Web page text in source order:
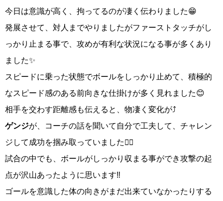
今日は意識が高く、拘ってるのが凄く伝わりました😁
発展させて、対人までやりましたがファーストタッチがし
っかり止まる事で、攻めが有利な状況になる事が多くあり
ました✨
スピードに乗った状態でボールをしっかり止めて、積極的
なスピード感のある前向きな仕掛けが多く見れました😊
相手を交わす距離感も伝えると、物凄く変化が⤴️
ゲンジが、コーチの話を聞いて自分で工夫して、チャレン
ジして成功を掴み取っていました👍🏻
試合の中でも、ボールがしっかり収まる事ができ攻撃の起
点が沢山あったように思います‼️
ゴールを意識した体の向きがまだ出来ていなかったりする